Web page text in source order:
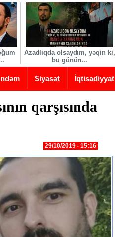
Azadlıqda olsaydım, yəqin ki,
bu günün...
Siyasət İqtisadiyyat
qarşısında
29/10/2019 - 15:16